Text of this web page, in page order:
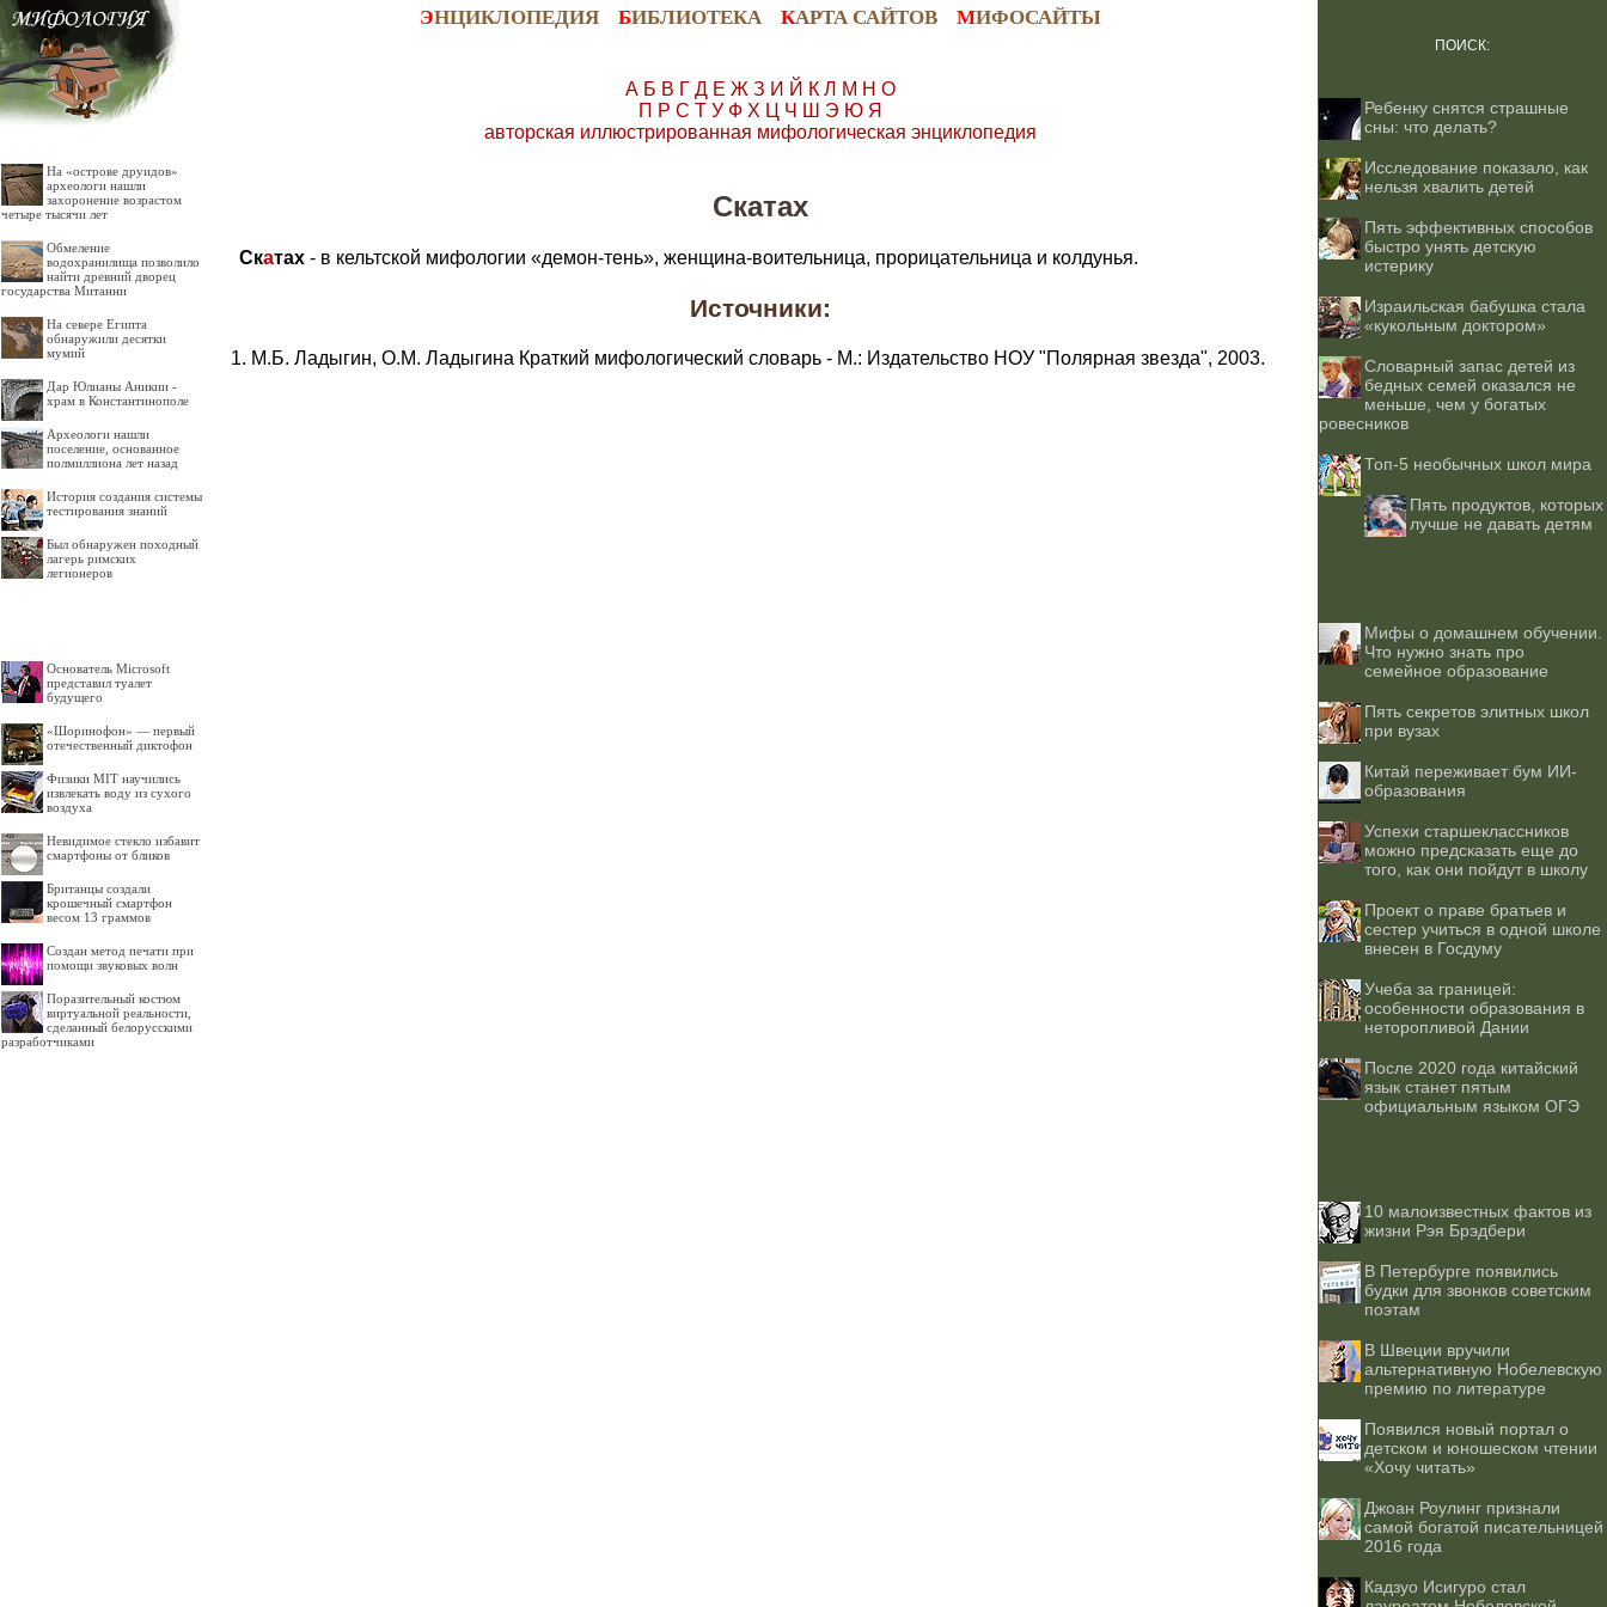
ЭНЦИКЛОПЕДИЯ БИБЛИОТЕКА КАРТА САЙТОВ МИФОСАЙТЫ
На «острове друидов»
археологи нашли
захоронение возрастом
четыре тысячи лет
Обмеление
водохранилища позволило
найти древний дворец
государства Митанни
На севере Египта
обнаружили десятки
мумий
Дар Юлианы Аникии -
храм в Константинополе
Археологи нашли
поселение, основанное
полмиллиона лет назад
История создания системы
тестирования знаний
Был обнаружен походный
лагерь римских
легионеров
Основатель Microsoft
представил туалет
будущего
«Шоринофон» — первый
отечественный диктофон
Физики MIT научились
извлекать воду из сухого
воздуха
Невидимое стекло избавит
смартфоны от бликов
Британцы создали
крошечный смартфон
весом 13 граммов
Создан метод печати при
помощи звуковых волн
Поразительный костюм
виртуальной реальности,
сделанный белорусскими
разработчиками
А Б В Г Д Е Ж З И Й К Л М Н О
П Р С Т У Ф Х Ц Ч Ш Э Ю Я
авторская иллюстрированная мифологическая энциклопедия
Скатах
Скатах - в кельтской мифологии «демон-тень», женщина-воительница, прорицательница и колдунья.
Источники:
М.Б. Ладыгин, О.М. Ладыгина Краткий мифологический словарь - М.: Издательство НОУ "Полярная звезда", 2003.
ПОИСК:
Ребенку снятся страшные
сны: что делать?
Исследование показало, как
нельзя хвалить детей
Пять эффективных способов
быстро унять детскую
истерику
Израильская бабушка стала
«кукольным доктором»
Словарный запас детей из
бедных семей оказался не
меньше, чем у богатых
ровесников
Топ-5 необычных школ мира
Пять продуктов, которых
лучше не давать детям
Мифы о домашнем обучении.
Что нужно знать про
семейное образование
Пять секретов элитных школ
при вузах
Китай переживает бум ИИ-
образования
Успехи старшеклассников
можно предсказать еще до
того, как они пойдут в школу
Проект о праве братьев и
сестер учиться в одной школе
внесен в Госдуму
Учеба за границей:
особенности образования в
неторопливой Дании
После 2020 года китайский
язык станет пятым
официальным языком ОГЭ
10 малоизвестных фактов из
жизни Рэя Брэдбери
В Петербурге появились
будки для звонков советским
поэтам
В Швеции вручили
альтернативную Нобелевскую
премию по литературе
Появился новый портал о
детском и юношеском чтении
«Хочу читать»
Джоан Роулинг признали
самой богатой писательницей
2016 года
Кадзуо Исигуро стал